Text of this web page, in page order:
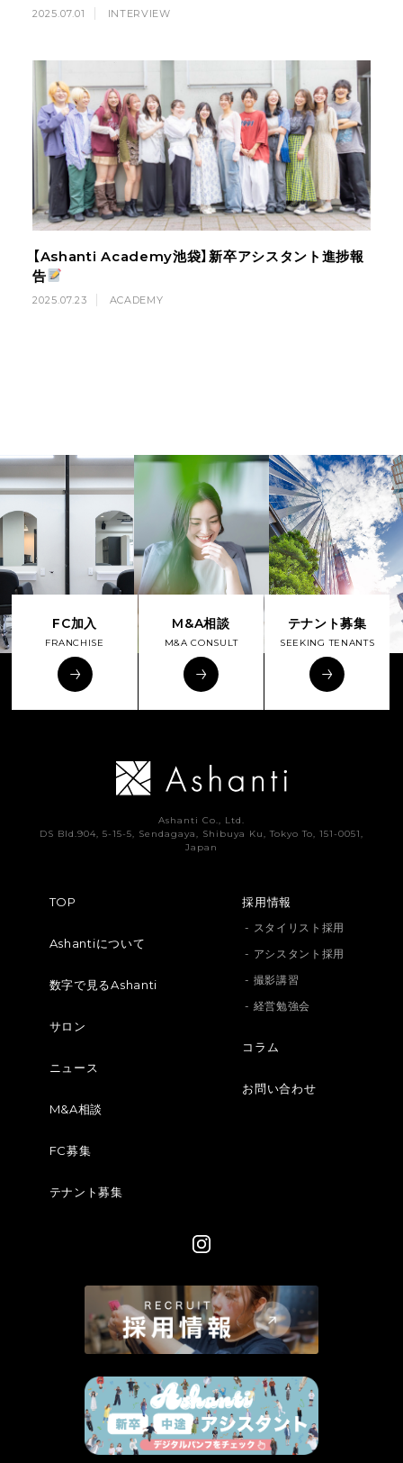
2025.07.01 INTERVIEW
【Ashanti Academy池袋】新卒アシスタント進捗報
告
2025.07.23 ACADEMY
FC加入
FRANCHISE
M&A相談
M&A CONSULT
テナント募集
SEEKING TENANTS
Ashanti Co., Ltd.
DS Bld.904, 5-15-5, Sendagaya, Shibuya Ku, Tokyo To, 151-0051,
Japan
TOP
Ashantiについて
数字で見るAshanti
サロン
ニュース
M&A相談
FC募集
テナント募集
採用情報
- スタイリスト採用
- アシスタント採用
- 撮影講習
- 経営勉強会
コラム
お問い合わせ